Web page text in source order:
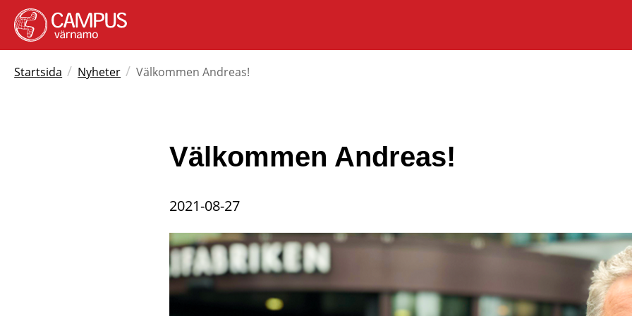
Startsida / Nyheter / Välkommen Andreas!
Välkommen Andreas!
2021-08-27